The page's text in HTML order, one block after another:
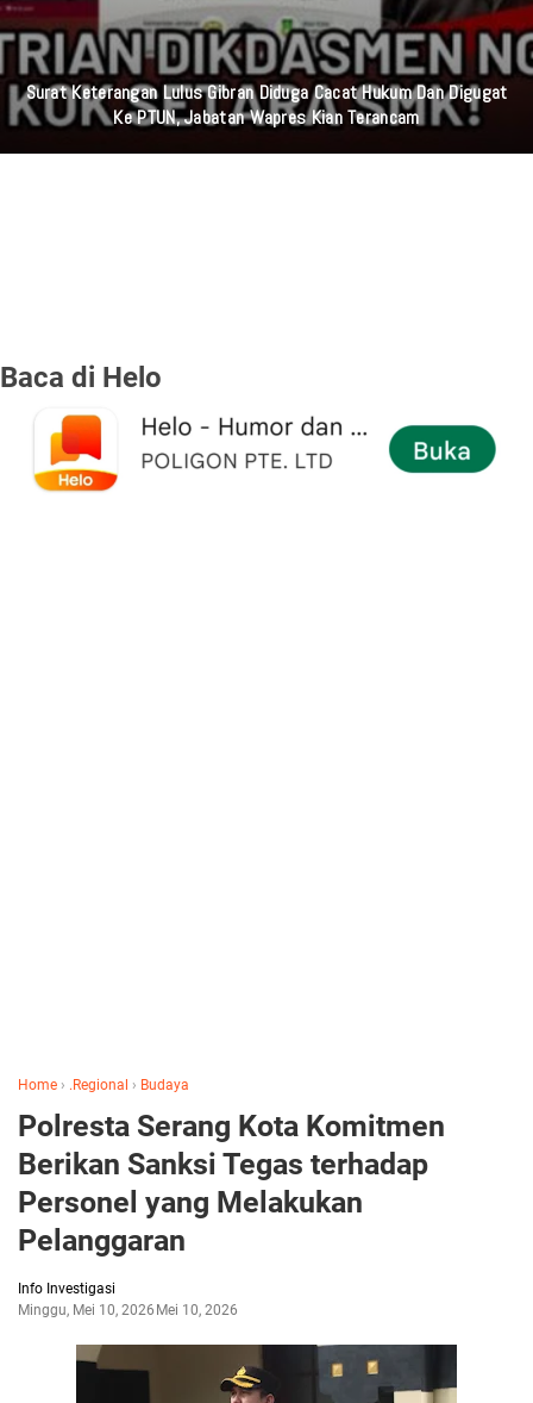
Surat Keterangan Lulus Gibran Diduga Cacat Hukum Dan Digugat
Ke PTUN, Jabatan Wapres Kian Terancam
Baca di Helo
Home › .Regional › Budaya
Polresta Serang Kota Komitmen
Berikan Sanksi Tegas terhadap
Personel yang Melakukan
Pelanggaran
Info Investigasi
Minggu, Mei 10, 2026 Mei 10, 2026